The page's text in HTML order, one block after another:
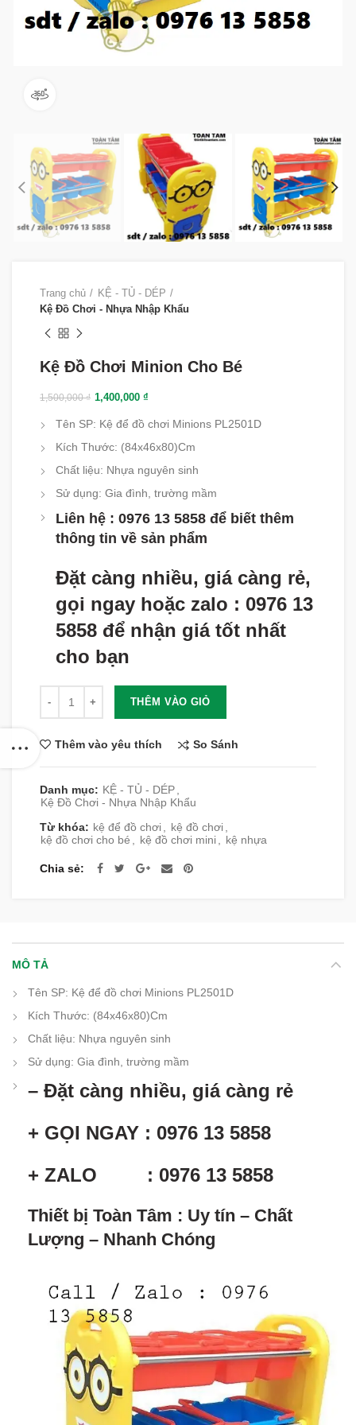
Trang chủ
KỆ - TỦ - DÉP
Kệ Đồ Chơi - Nhựa Nhập Khẩu
Kệ Đồ Chơi Minion Cho Bé
1,500,000₫ 1,400,000 ₫
Tên SP: Kệ để đồ chơi Minions PL2501D
Kích Thước: (84x46x80)Cm
Chất liệu: Nhựa nguyên sinh
Sử dụng: Gia đình, trường mầm
Liên hệ : 0976 13 5858 để biết thêm
thông tin về sản phẩm
Đặt càng nhiều, giá càng rẻ,
gọi ngay hoặc zalo : 0976 13
5858 để nhận giá tốt nhất
cho bạn
THÊM VÀO GIỎ
Thêm vào yêu thích So Sánh
Danh mục: KỆ - TỦ - DÉP
Kệ Đồ Chơi - Nhựa Nhập Khẩu
Từ khóa: kệ để đồ chơi kệ đồ chơi
kệ đồ chơi cho bé
kệ đồ chơi mini kệ nhựa
Chia sẻ
MÔ TẢ
Tên SP: Kệ để đồ chơi Minions PL2501D
Kích Thước: (84x46x80)Cm
Chất liệu: Nhựa nguyên sinh
Sử dụng: Gia đình, trường mầm
– Đặt càng nhiều, giá càng rẻ
+ GỌI NGAY : 0976 13 5858
+ ZALO : 0976 13 5858
Thiết bị Toàn Tâm : Uy tín – Chất
Lượng – Nhanh Chóng